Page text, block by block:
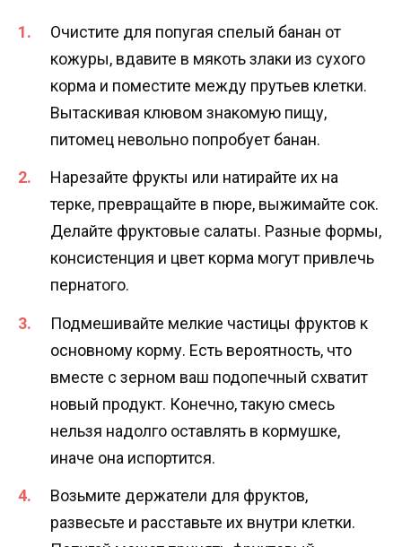
Очистите для попугая спелый банан от
кожуры, вдавите в мякоть злаки из сухого
корма и поместите между прутьев клетки.
Вытаскивая клювом знакомую пищу,
питомец невольно попробует банан.
Нарезайте фрукты или натирайте их на
терке, превращайте в пюре, выжимайте сок.
Делайте фруктовые салаты. Разные формы,
консистенция и цвет корма могут привлечь
пернатого.
Подмешивайте мелкие частицы фруктов к
основному корму. Есть вероятность, что
вместе с зерном ваш подопечный схватит
новый продукт. Конечно, такую смесь
нельзя надолго оставлять в кормушке,
иначе она испортится.
Возьмите держатели для фруктов,
развесьте и расставьте их внутри клетки.